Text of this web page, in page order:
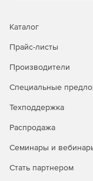
Перехват
Повсеместная
Каталог
Прайс-листы
Производители
Специальные
Техподдержка
Распродажа
Семинары и
Стать партнером